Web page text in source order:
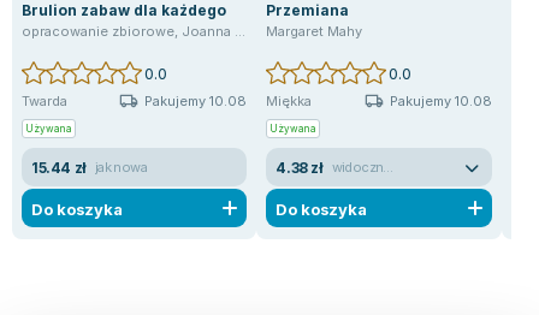
Brulion zabaw dla każdego
opracowanie zbiorowe, Joanna Liszewska ,praca zbiorowa
0.0
Twarda Pakujemy 10.08
Używana
15.44 zł jak nowa
Do koszyka
Przemiana
Margaret Mahy
0.0
Miękka Pakujemy 10.08
Używana
4.38 zł widoczne ślady używania
Do koszyka